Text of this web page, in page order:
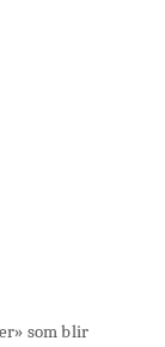
som blir